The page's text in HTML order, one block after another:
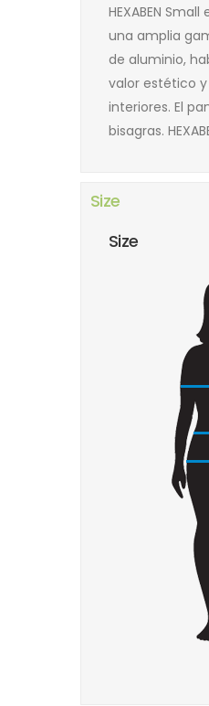
HEXABEN
una amplia
de aluminio,
valor estético y
interiores. El
bisagras.
Size
Size